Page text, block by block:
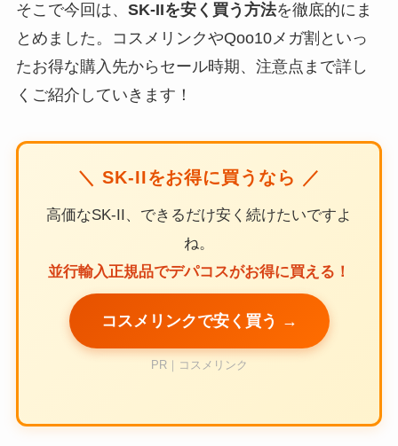
そこで今回は、 SK-IIを安く買う方法を徹底的にま
とめました。コスメリンクやQoo10メガ割といっ
たお得な購入先からセール時期、注意点まで詳し
くご紹介していきます！
＼ SK-IIをお得に買うなら ／
高価なSK-II、できるだけ安く続けたいですよ
ね。
並行輸入正規品でデパコスがお得に買える！
コスメリンクで安く買う →
PR｜コスメリンク